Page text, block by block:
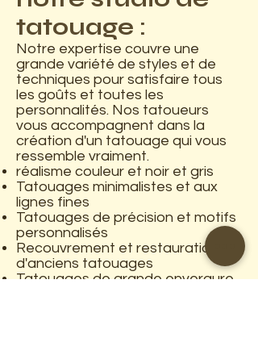
tatouage :
Notre expertise couvre une
grande variété de styles et de
techniques pour satisfaire tous
les goûts et toutes les
personnalités. Nos tatoueurs
vous accompagnent dans la
création d'un tatouage qui vous
ressemble vraiment.
réalisme couleur et noir et gris
Tatouages minimalistes et aux
lignes fines
Tatouages de précision et motifs
personnalisés
Recouvrement et restauration
d'anciens tatouages
Tatouages de grande envergure